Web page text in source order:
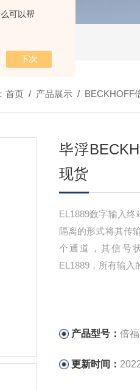
可以帮
首页/ 产品展示/ BECKHOFF
毕浮
现货
EL1889数字输入
隔离的形式将其传
个通道，其信号
EL1889，所有输入
产品型号： 倍福
更新时间：